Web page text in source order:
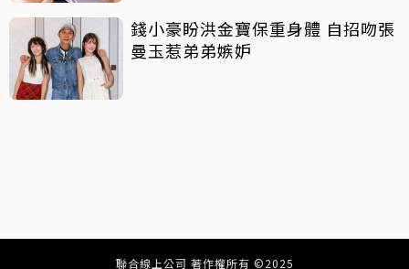
錢小豪盼洪金寶保重身體 自招吻張
曼玉惹弟弟嫉妒
聯合線上公司 著作權所有 ©2025